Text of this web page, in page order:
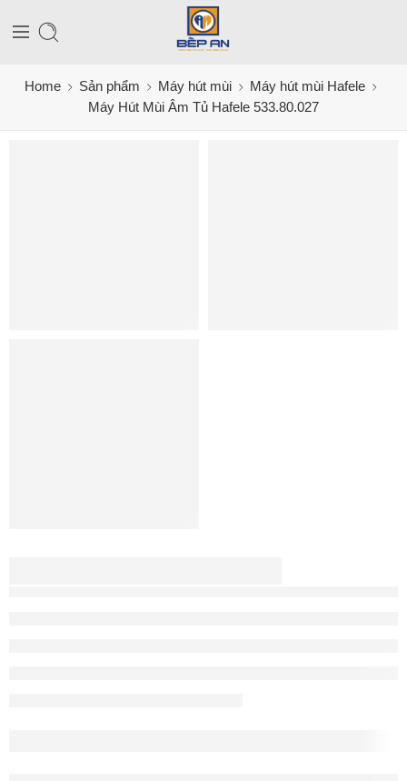
Home Sản phẩm Máy hút mùi
Máy hút mùi Hafele
Máy Hút Mùi Âm Tủ Hafele 533.80.027